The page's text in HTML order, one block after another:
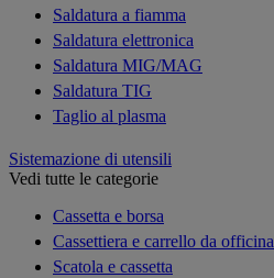
Saldatura a fiamma
Saldatura elettronica
Saldatura MIG/MAG
Saldatura TIG
Taglio al plasma
Sistemazione di utensili
Vedi tutte le categorie
Cassetta e borsa
Cassettiera e carrello da officina
Scatola e cassetta